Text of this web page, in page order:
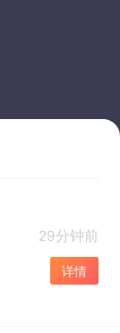
29分钟前
详情